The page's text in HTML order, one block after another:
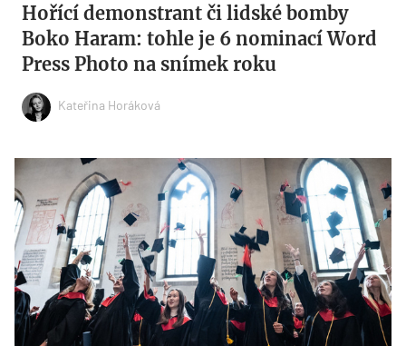
Hořící demonstrant či lidské bomby
Boko Haram: tohle je 6 nominací Word
Press Photo na snímek roku
Kateřina Horáková